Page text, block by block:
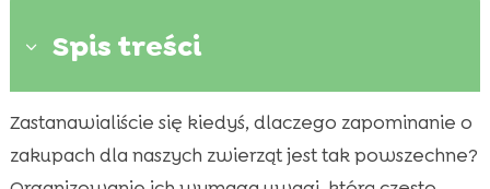
3 Spis treści
 Dlaczego warto pamiętać o ponownych
zamówieniach?

Zastanawialiście się kiedyś, dlaczego zapominanie o
zakupach dla naszych zwierząt jest tak powszechne?